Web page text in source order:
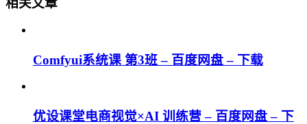
相关文章
Comfyui系统课 第3班 – 百度网盘 – 下载
优设课堂电商视觉×AI 训练营 – 百度网盘 – 下